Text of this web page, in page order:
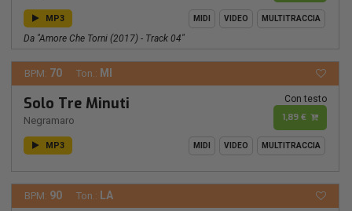
MP3 MIDI VIDEO MULTITRACCIA
Da "Amore Che Torni (2017) - Track 04"
BPM: 70 Ton.: MI
Solo Tre Minuti
Negramaro
Con testo
1,89 €
MP3 MIDI VIDEO MULTITRACCIA
BPM: 90 Ton.: LA